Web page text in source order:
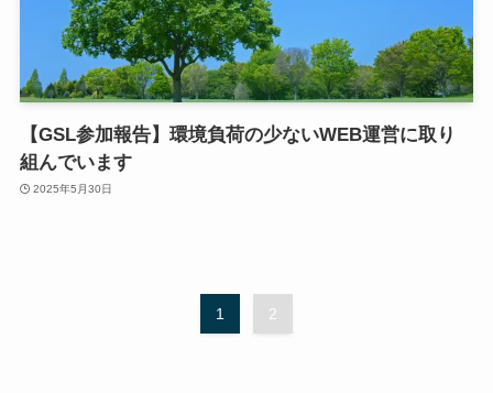
【GSL参加報告】環境負荷の少ないWEB運営に取り
組んでいます
2025年5月30日
1 2